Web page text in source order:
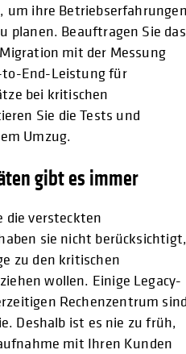
um ihre
planen. Beauftragen Sie das
mit der Messung
to-End-Leistung für
bei kritischen
Sie die Tests und
Umzug.
gibt es immer
die versteckten
sie nicht
zu den kritischen
wollen. Einige Legacy-
Rechenzentrum
Deshalb ist es nie zu früh,
mit Ihren Kunden